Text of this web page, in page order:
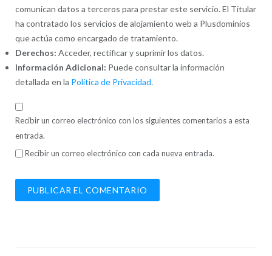
comunican datos a terceros para prestar este servicio. El Titular
ha contratado los servicios de alojamiento web a Plusdominios
que actúa como encargado de tratamiento.
Derechos: Acceder, rectificar y suprimir los datos.
Información Adicional: Puede consultar la información
detallada en la Política de Privacidad.
Recibir un correo electrónico con los siguientes comentarios a esta
entrada.
Recibir un correo electrónico con cada nueva entrada.